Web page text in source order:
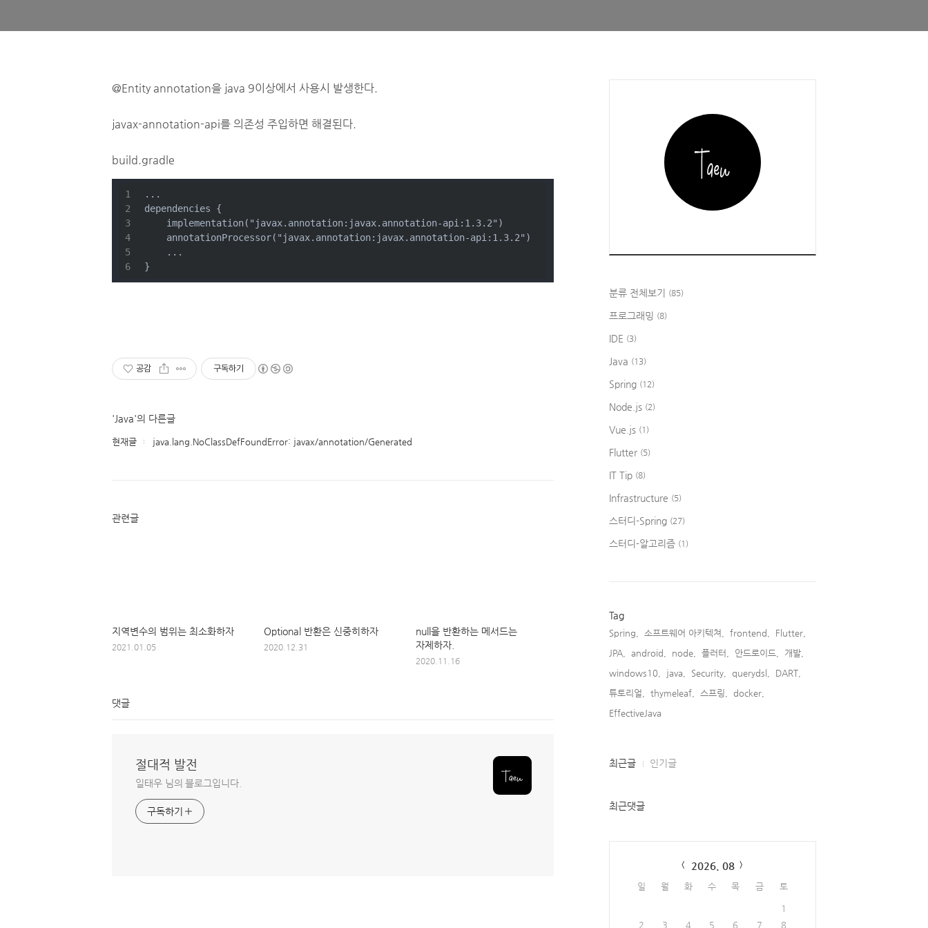
@Entity annotation을 java 9이상에서 사용시 발생한다.
javax-annotation-api를 의존성 주입하면 해결된다.
build.gradle
...
dependencies {
    implementation("javax.annotation:javax.annotation-api:1.3.2")
    annotationProcessor("javax.annotation:javax.annotation-api:1.3.2")
    ...
}
공감 구독하기
'Java'의 다른글
현재글 java.lang.NoClassDefFoundError: javax/annotation/Generated
관련글
지역변수의 범위는 최소화하자
2021.01.05
Optional 반환은 신중히하자
2020.12.31
null을 반환하는 메서드는
자제하자.
2020.11.16
댓글
절대적 발전
일태우 님의 블로그입니다.
구독하기
분류 전체보기 (85)
프로그래밍 (8)
IDE (3)
Java (13)
Spring (12)
Node.js (2)
Vue.js (1)
Flutter (5)
IT Tip (8)
Infrastructure (5)
스터디-Spring (27)
스터디-알고리즘 (1)
Tag
Spring, 소프트웨어 아키텍쳐, frontend,
Flutter,
JPA,
android, node, 플러터, 안드로이드,
개발,
windows10,
java, Security, querydsl,
DART,
튜토리얼,
thymeleaf, 스프링,
docker,
EffectiveJava,
최
인
최근글 인기글
최근댓글
2026. 08
일 월 화 수 목 금 토
1
2
3 4 5 6 7
8